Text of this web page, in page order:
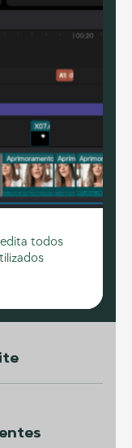
todos